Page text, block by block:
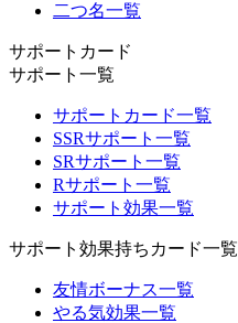
二つ名一覧
サポートカード
サポート一覧
サポートカード一覧
SSRサポート一覧
SRサポート一覧
Rサポート一覧
サポート効果一覧
サポート効果持ちカード一覧
友情ボーナス一覧
やる気効果一覧